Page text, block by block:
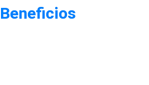
Beneficios